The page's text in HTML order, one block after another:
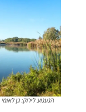
הגעגוע לירוק: גן